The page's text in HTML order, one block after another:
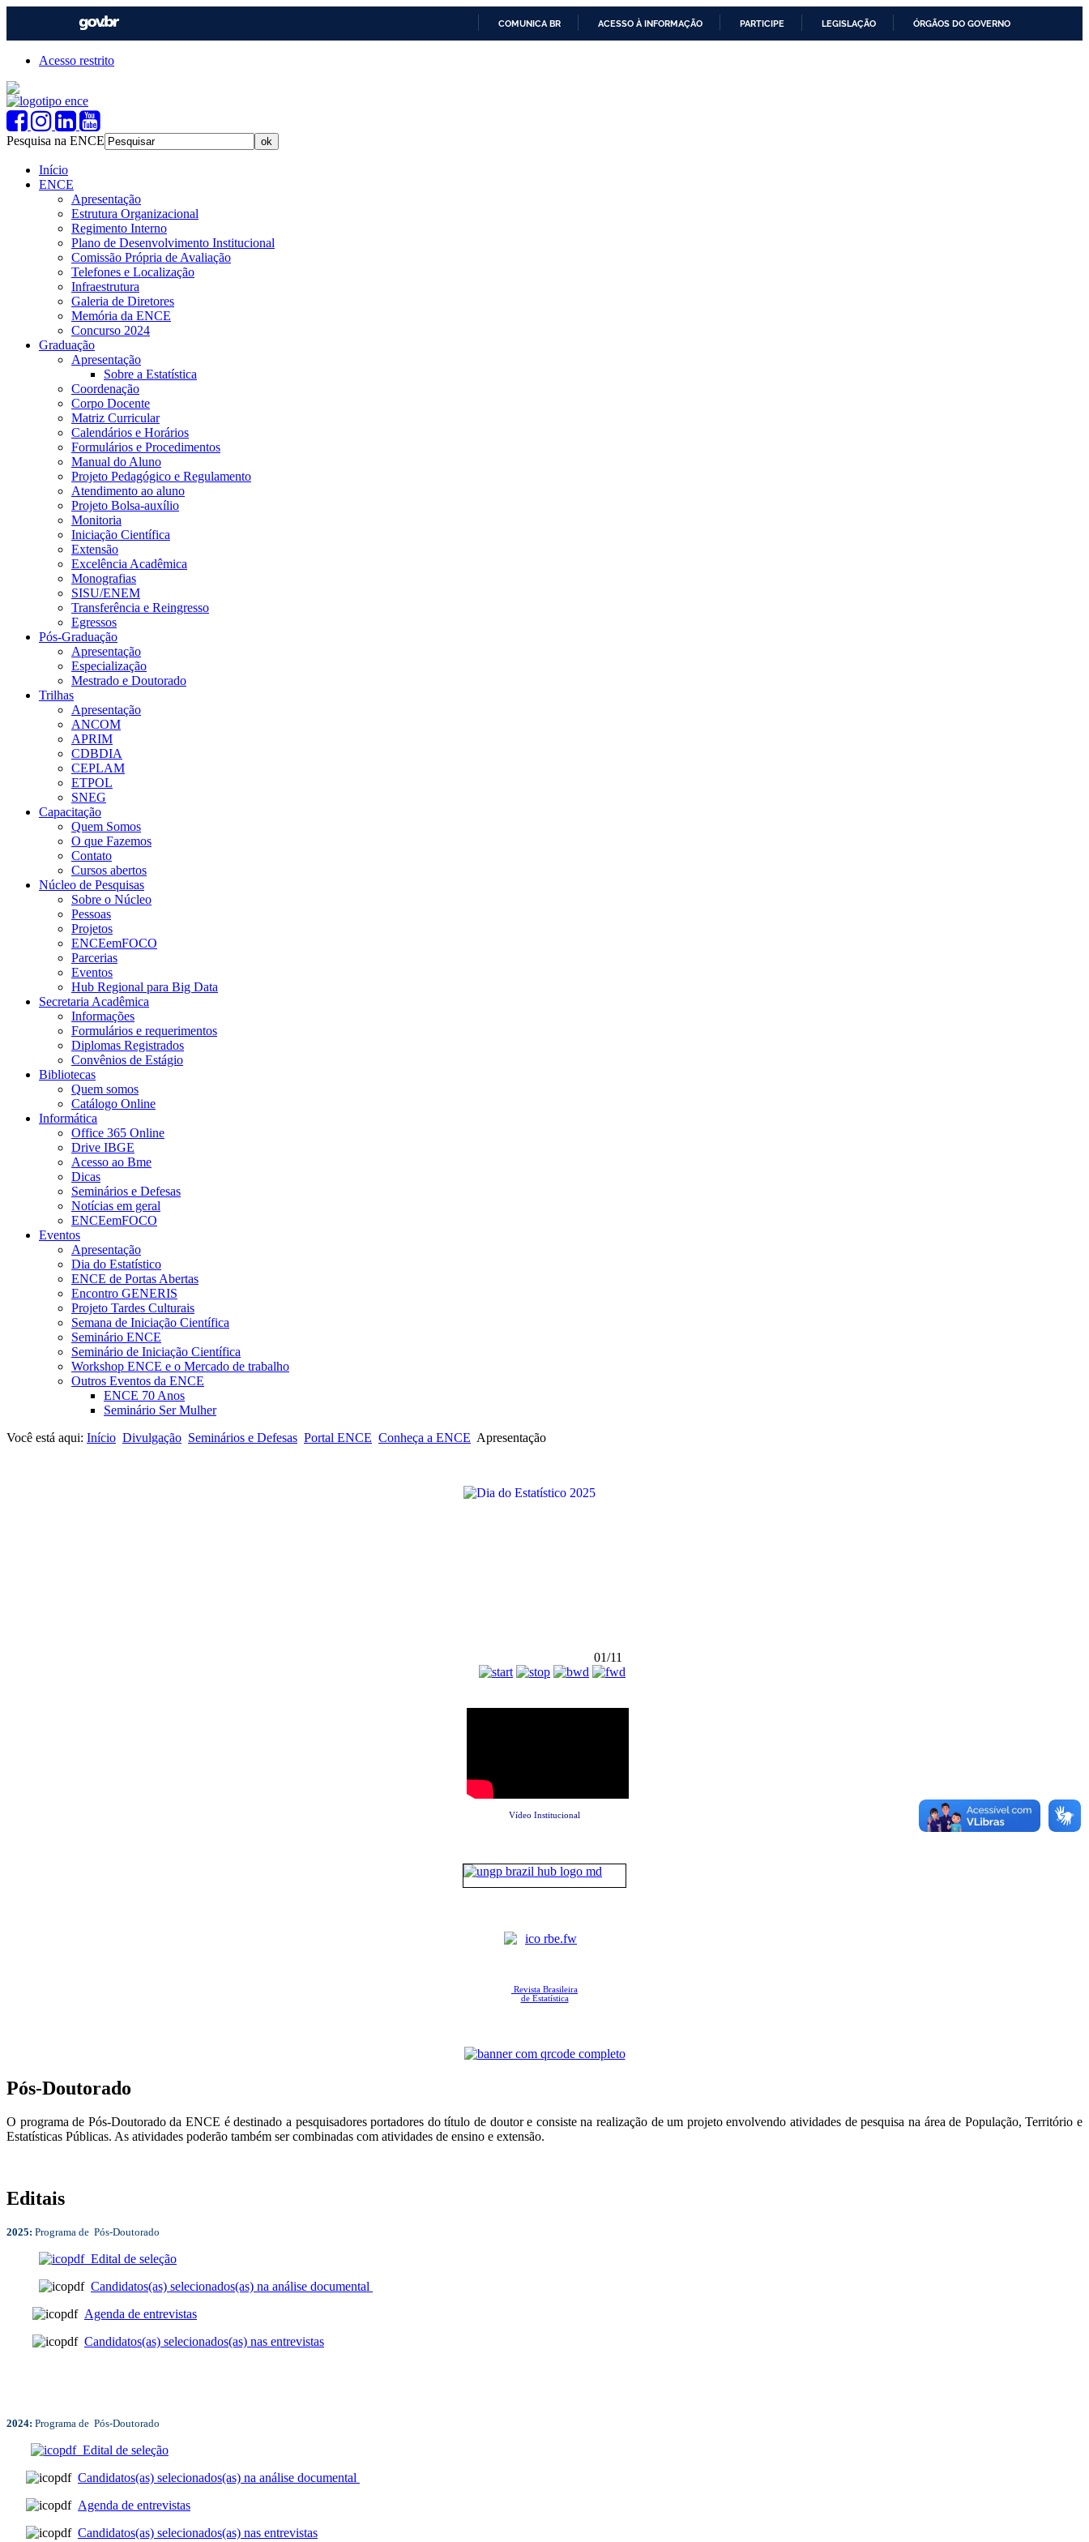
COMUNICA BR ACESSO À INFORMAÇÃO PARTICIPE LEGISLAÇÃO ÓRGÃOS DO GOVERNO
Acesso restrito
Pesquisa na ENCE
Início
ENCE
Apresentação
Estrutura Organizacional
Regimento Interno
Plano de Desenvolvimento Institucional
Comissão Própria de Avaliação
Telefones e Localização
Infraestrutura
Galeria de Diretores
Memória da ENCE
Concurso 2024
Graduação
Apresentação
Sobre a Estatística
Coordenação
Corpo Docente
Matriz Curricular
Calendários e Horários
Formulários e Procedimentos
Manual do Aluno
Projeto Pedagógico e Regulamento
Atendimento ao aluno
Projeto Bolsa-auxílio
Monitoria
Iniciação Científica
Extensão
Excelência Acadêmica
Monografias
SISU/ENEM
Transferência e Reingresso
Egressos
Pós-Graduação
Apresentação
Especialização
Mestrado e Doutorado
Trilhas
Apresentação
ANCOM
APRIM
CDBDIA
CEPLAM
ETPOL
SNEG
Capacitação
Quem Somos
O que Fazemos
Contato
Cursos abertos
Núcleo de Pesquisas
Sobre o Núcleo
Pessoas
Projetos
ENCEemFOCO
Parcerias
Eventos
Hub Regional para Big Data
Secretaria Acadêmica
Informações
Formulários e requerimentos
Diplomas Registrados
Convênios de Estágio
Bibliotecas
Quem somos
Catálogo Online
Informática
Office 365 Online
Drive IBGE
Acesso ao Bme
Dicas
Seminários e Defesas
Notícias em geral
ENCEemFOCO
Eventos
Apresentação
Dia do Estatístico
ENCE de Portas Abertas
Encontro GENERIS
Projeto Tardes Culturais
Semana de Iniciação Científica
Seminário ENCE
Seminário de Iniciação Científica
Workshop ENCE e o Mercado de trabalho
Outros Eventos da ENCE
ENCE 70 Anos
Seminário Ser Mulher
Você está aqui: Início Divulgação Seminários e Defesas Portal ENCE Conheça a ENCE Apresentação
01/11
Vídeo Institucional
Revista Brasileira
de Estatística
Pós-Doutorado
O programa de Pós-Doutorado da ENCE é destinado a pesquisadores portadores do título de doutor e consiste na realização de um projeto envolvendo atividades de pesquisa na área de População, Território e
Estatísticas Públicas. As atividades poderão também ser combinadas com atividades de ensino e extensão.
Editais
2025: Programa de Pós-Doutorado
Edital de seleção
Candidatos(as) selecionados(as) na análise documental
Agenda de entrevistas
Candidatos(as) selecionados(as) nas entrevistas
2024: Programa de Pós-Doutorado
Edital de seleção
Candidatos(as) selecionados(as) na análise documental
Agenda de entrevistas
Candidatos(as) selecionados(as) nas entrevistas